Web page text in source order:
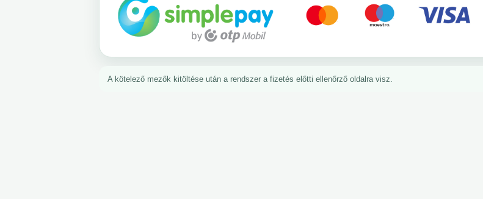
A kötelező mezők kitöltése után a rendszer a fizetés előtti ellenőrző oldalra visz.